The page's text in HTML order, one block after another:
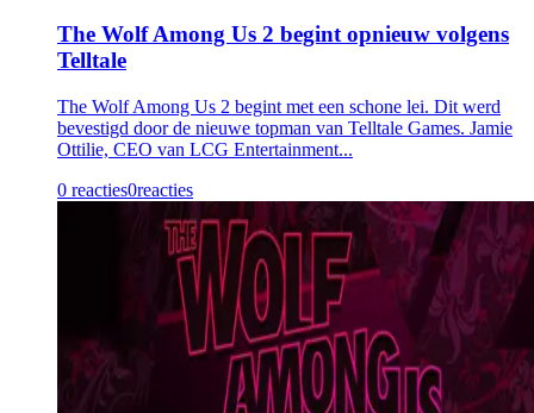
The Wolf Among Us 2 begint opnieuw volgens
Telltale
The Wolf Among Us 2 begint met een schone lei. Dit werd
bevestigd door de nieuwe topman van Telltale Games. Jamie
Ottilie, CEO van LCG Entertainment...
0 reacties0reacties